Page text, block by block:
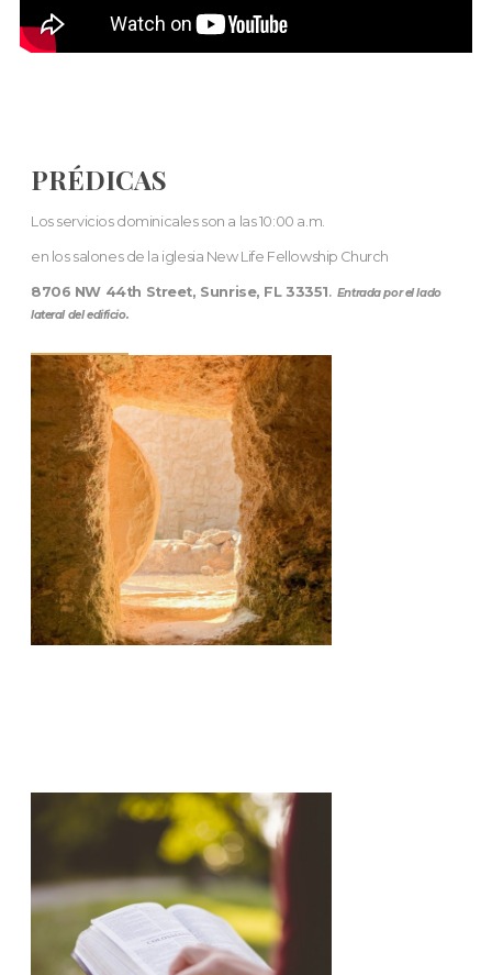
PRÉDICAS
Los servicios dominicales son a las 10:00 a.m.
en los salones de la iglesia New Life Fellowship Church
8706 NW 44th Street, Sunrise, FL 33351. Entrada por el lado
lateral del edificio.